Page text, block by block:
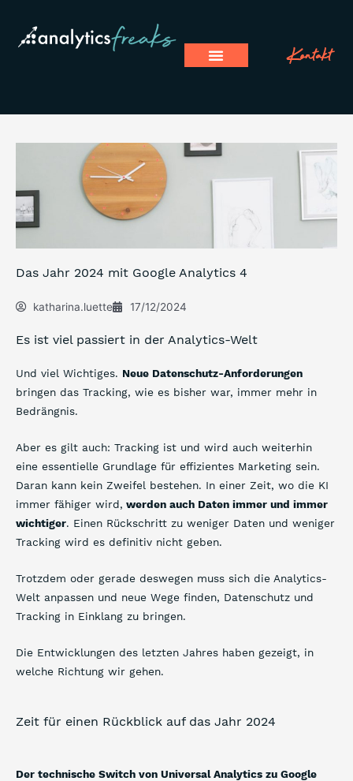
springen
Kontakt
Das Jahr 2024 mit Google Analytics 4
katharina.luette 17/12/2024
Es ist viel passiert in der Analytics-Welt
Und viel Wichtiges. Neue Datenschutz-Anforderungen
bringen das Tracking, wie es bisher war, immer mehr in
Bedrängnis.
Aber es gilt auch: Tracking ist und wird auch weiterhin
eine essentielle Grundlage für effizientes Marketing sein.
Daran kann kein Zweifel bestehen. In einer Zeit, wo die KI
immer fähiger wird, werden auch Daten immer und immer
wichtiger. Einen Rückschritt zu weniger Daten und weniger
Tracking wird es definitiv nicht geben.
Trotzdem oder gerade deswegen muss sich die Analytics-
Welt anpassen und neue Wege finden, Datenschutz und
Tracking in Einklang zu bringen.
Die Entwicklungen des letzten Jahres haben gezeigt, in
welche Richtung wir gehen.
Zeit für einen Rückblick auf das Jahr 2024
Der technische Switch von Universal Analytics zu Google